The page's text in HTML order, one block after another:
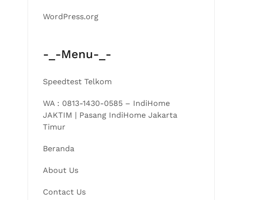
WordPress.org
-_-Menu-_-
Speedtest Telkom
WA : 0813-1430-0585 – IndiHome
JAKTIM | Pasang IndiHome Jakarta
Timur
Beranda
About Us
Contact Us